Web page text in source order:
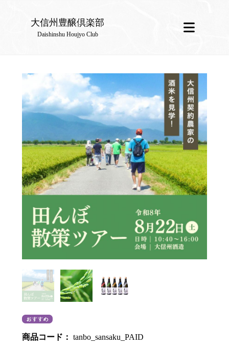
大信州豊醸倶楽部
Daishinshu Houjyo Club
商品コード： tanbo_sansaku_PAID